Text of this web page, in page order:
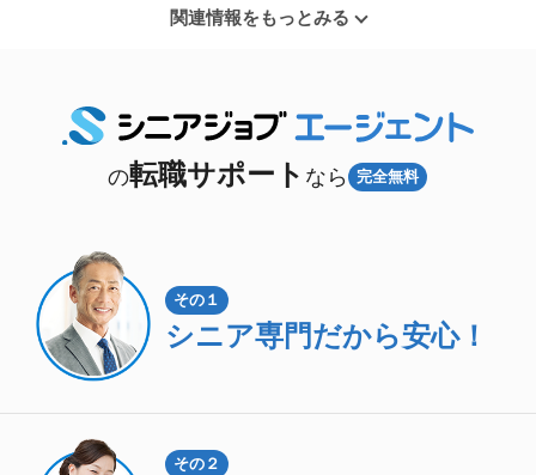
関連情報をもっとみる
の転職サポート なら 完全無料
その１
シニア専門だから安心！
その２